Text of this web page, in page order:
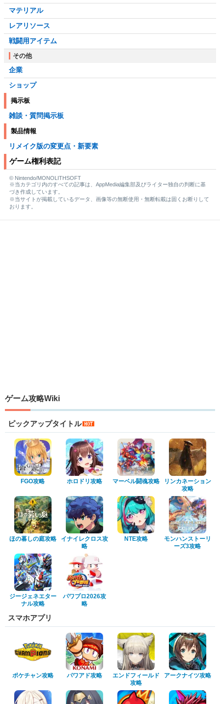
マテリアル
レアリソース
戦闘用アイテム
その他
企業
ショップ
掲示板
雑談・質問掲示板
製品情報
リメイク版の変更点・新要素
ゲーム権利表記
© Nintendo/MONOLITHSOFT
※当カテゴリ内のすべての記事は、AppMedia編集部及びライター独自の判断に基
づき作成しています。
※当サイトが掲載しているデータ、画像等の無断使用・無断転載は固くお断りして
おります。
ゲーム攻略Wiki
ピックアップタイトル
FGO攻略 ホロドリ攻略 マーベル闘魂攻略
リンカネーション
攻略
ほの暮しの庭攻略
イナイレクロス攻
略
NTE攻略
モンハンストーリ
ーズ3攻略
ジージェネエター
ナル攻略
パワプロ2026攻
略
スマホアプリ
ポケチャン攻略 パワアド攻略
エンドフィールド
攻略
アークナイツ攻略